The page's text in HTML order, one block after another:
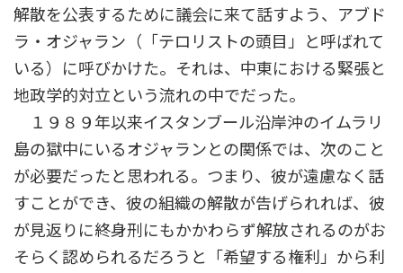
解散を公表するために議会に来て話すよう、アブド
ラ・オジャラン（「テロリストの頭目」と呼ばれて
いる）に呼びかけた。それは、中東における緊張と
地政学的対立という流れの中でだった。
１９８９年以来イスタンブール沿岸沖のイムラリ
島の獄中にいるオジャランとの関係では、次のこと
が必要だったと思われる。つまり、彼が遠慮なく話
すことができ、彼の組織の解散が告げられれば、彼
が見返りに終身刑にもかかわらず解放されるのがお
そらく認められるだろうと「希望する権利」から利